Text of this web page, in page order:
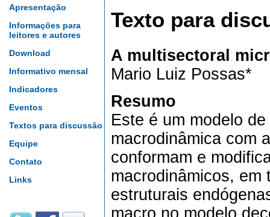
Apresentação
Informações para
leitores e autores
Download
Informativo mensal
Indicadores
Eventos
Textos para discussão
Equipe
Contato
Links
Texto para
A multisectoral
Mario Luiz Possas*
Resumo
Este é um modelo
macrodinâmica com
conformam e
macrodinâmicos, em
estruturais
macro no modelo